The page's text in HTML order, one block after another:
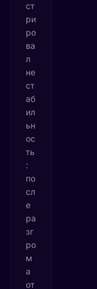
ст
ри
ро
ва
л
не
ст
аб
ил
ьн
ос
ть
:
по
сл
е
ра
зг
ро
м
а
от